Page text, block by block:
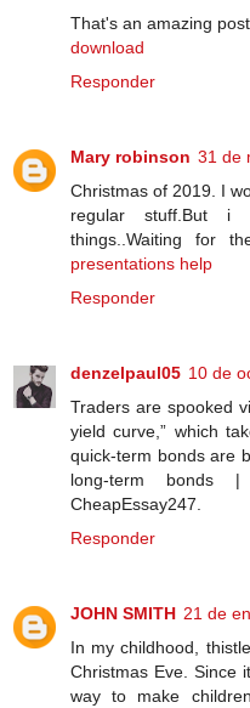
That's an amazing
download
Responder
Mary robinson 31 de
Christmas of 2019. I
regular stuff.But i
things..Waiting for
presentations help
Responder
denzelpaul05 10 de
Traders are spooked
yield curve,” which
quick-term bonds are
long-term bonds
CheapEssay247.
Responder
JOHN SMITH 21 de
In my childhood,
Christmas Eve. Since
way to make